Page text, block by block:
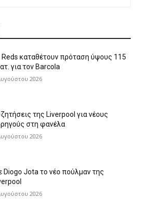
Reds καταθέτουν πρόταση ύψους 115
για τον Barcola
2026
της Liverpool για νέους
στη φανέλα
2026
Diogo Jota το νέο πούλμαν της
2026